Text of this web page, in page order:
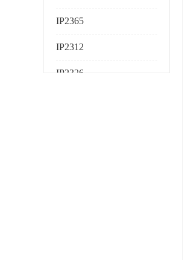
IP2365
IP2312
IP2326